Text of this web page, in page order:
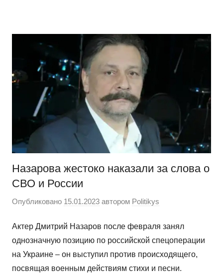
содержимому
WordPress
Назарова жестоко наказали за слова о
СВО и России
Опубликовано 15.01.2023 автором Politikys
Актер Дмитрий Назаров после февраля занял
однозначную позицию по российской спецоперации
на Украине – он выступил против происходящего,
посвящая военным действиям стихи и песни.